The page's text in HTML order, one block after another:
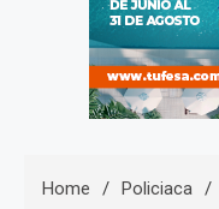
Home
Policiaca